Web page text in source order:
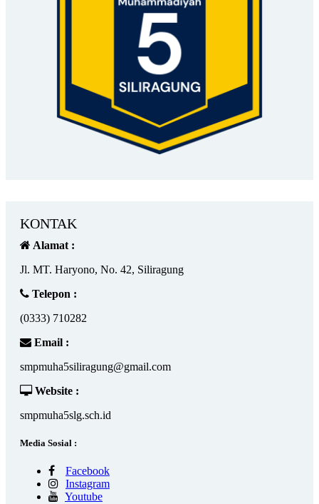
KONTAK
Alamat :
Jl. MT. Haryono, No. 42, Siliragung
Telepon :
(0333) 710282
Email :
smpmuha5siliragung@gmail.com
Website :
smpmuha5slg.sch.id
Media Sosial :
Facebook
Instagram
Youtube